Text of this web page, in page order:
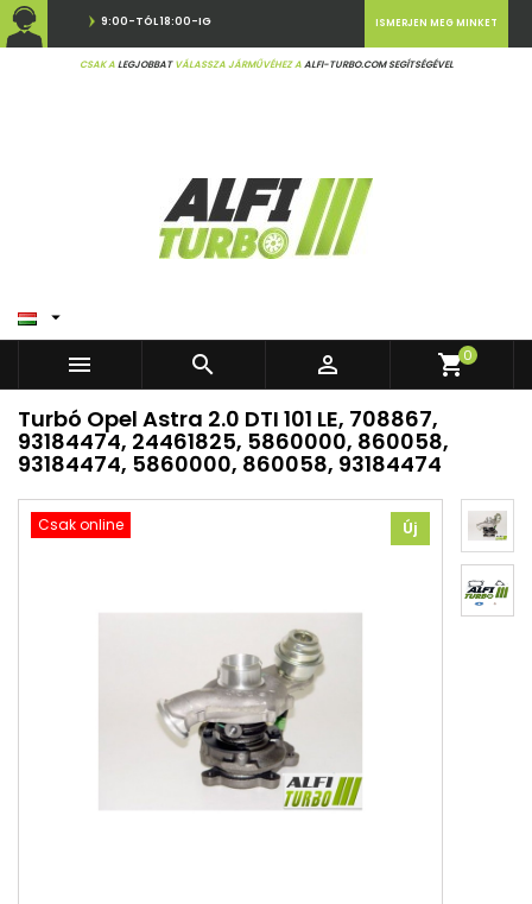
9:00-TÓL 18:00-IG
CSAK ALEGJOBBATVÁLASSZA JÁRMŰVÉHEZ AALFI-TURBO.COM SEGÍTSÉGÉVEL
ISMERJEN MEG MINKET

   shopping_cart0
Turbó Opel Astra 2.0 DTI 101 LE, 708867,
93184474, 24461825, 5860000, 860058,
93184474, 5860000, 860058, 93184474
Csak online Új